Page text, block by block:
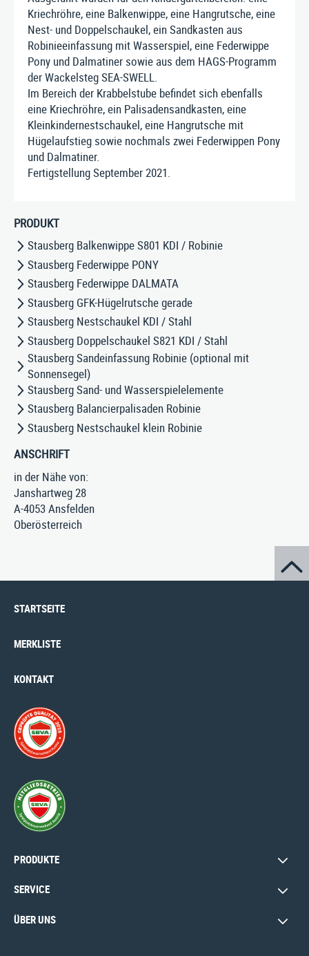
Impressum|Datenschutz|AGB
Kriechröhre, eine Balkenwippe, eine Hangrutsche, eine
Nest- und Doppelschaukel, ein Sandkasten aus
Robinieeinfassung mit Wasserspiel, eine Federwippe
Pony und Dalmatiner sowie aus dem HAGS-Programm
der Wackelsteg SEA-SWELL.
Im Bereich der Krabbelstube befindet sich ebenfalls
eine Kriechröhre, ein Palisadensandkasten, eine
Kleinkindernestschaukel, eine Hangrutsche mit
Hügelaufstieg sowie nochmals zwei Federwippen Pony
und Dalmatiner.
Fertigstellung September 2021.
PRODUKT
Stausberg Balkenwippe S801 KDI / Robinie
Stausberg Federwippe PONY
Stausberg Federwippe DALMATA
Stausberg GFK-Hügelrutsche gerade
Stausberg Nestschaukel KDI / Stahl
Stausberg Doppelschaukel S821 KDI / Stahl
Stausberg Sandeinfassung Robinie (optional mit
Sonnensegel)
Stausberg Sand- und Wasserspielelemente
Stausberg Balancierpalisaden Robinie
Stausberg Nestschaukel klein Robinie
ANSCHRIFT
in der Nähe von:
Janshartweg 28
A-4053 Ansfelden
Oberösterreich
STARTSEITE
MERKLISTE
KONTAKT
PRODUKTE
SERVICE
ÜBER UNS